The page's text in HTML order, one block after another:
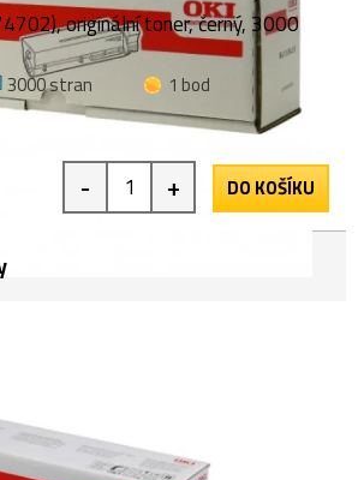
originální toner, černý, 3000
3000 stran
1 bod
- + DO KOŠÍKU